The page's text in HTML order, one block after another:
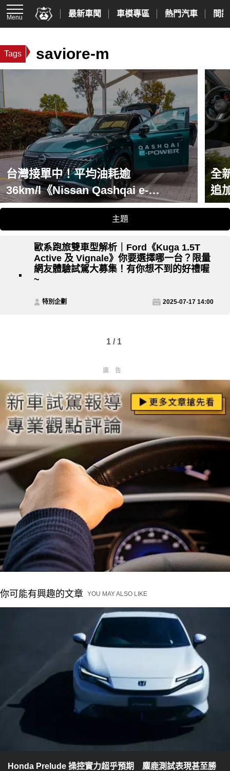
Menu 最新車聞 車模專區 熱門汽車 間
Tags saviore-m
台灣接單中！平均油耗逾
36km/l《Nissan Qashqai e-
Power》一桶油跑1,980公里 創金氏
全
追
主題
歐系跑旅雙車型解析｜Ford《Kuga 1.5T
Active 及 Vignale》你要選擇哪一台？限量
網友體驗試駕大募集！有你想不到的好禮喔
~
特別企劃 2025-07-17 14:00
1 / 1
廣告
你可能有興趣的文章 YOU MAY ALSO LIKE
Honda Prelude 操控實力超乎預期 麋鹿測試表現甚至勝